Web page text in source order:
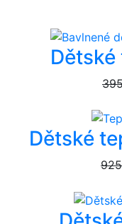
Dětské
Dětské